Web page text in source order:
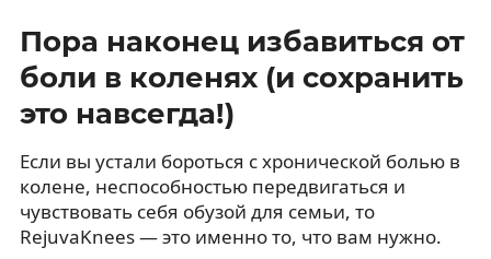
Пора наконец избавиться от
боли в коленях (и сохранить
это навсегда!)
Если вы устали бороться с хронической болью в
колене, неспособностью передвигаться и
чувствовать себя обузой для семьи, то
RejuvaKnees — это именно то, что вам нужно.